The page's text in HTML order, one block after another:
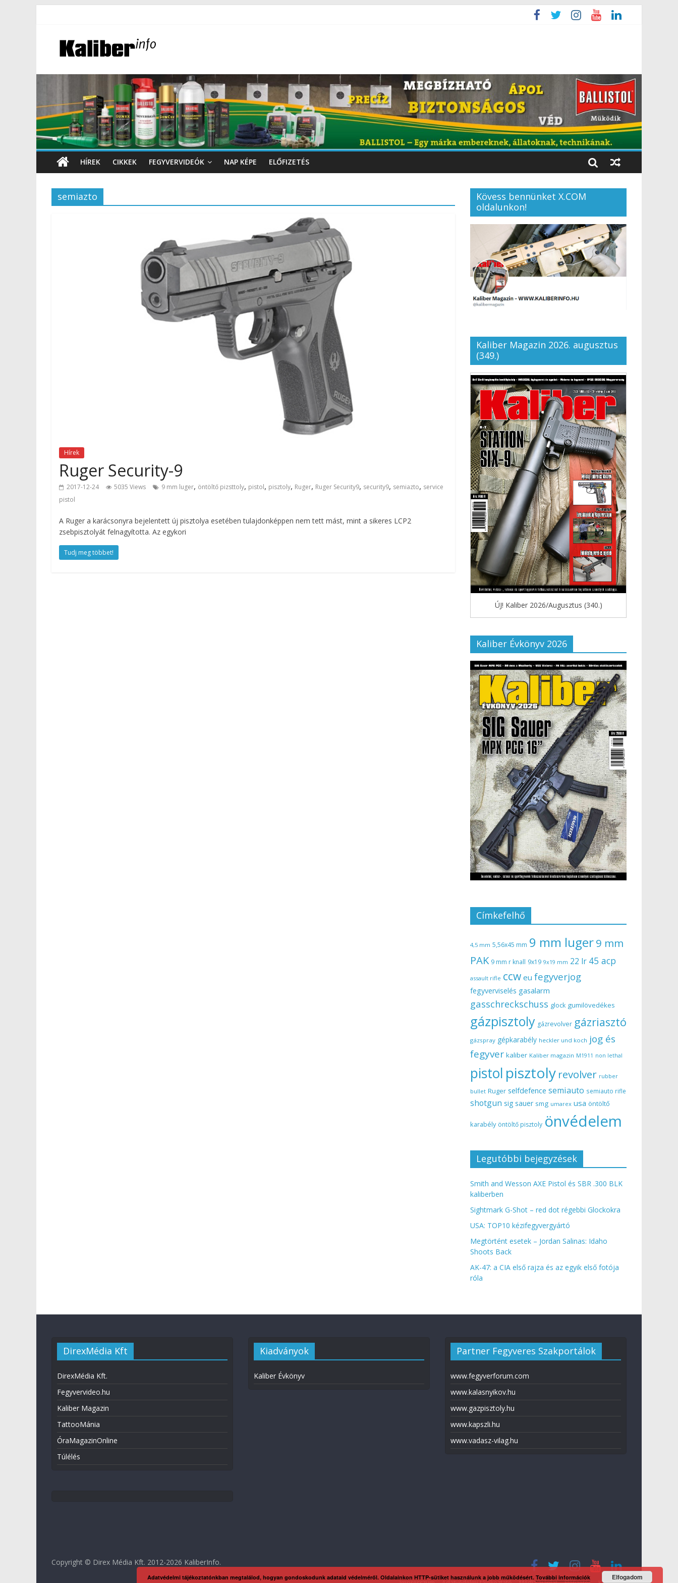
HÍREK CIKKEK FEGYVERVIDEÓK NAP KÉPE ELŐFIZETÉS
semiazto
Hírek
Ruger Security-9
2017-12-24 5035 Views 9 mm luger, öntöltő pizsttoly, pistol, pisztoly, Ruger, Ruger Security9, security9, semiazto, service
pistol
A Ruger a karácsonyra bejelentett új pisztolya esetében tulajdonképpen nem tett mást, mint a sikeres LCP2
zsebpisztolyát felnagyította. Az egykori
Tudj meg többet!
Kövess bennünket X.COM
oldalunkon!
Kaliber Magazin 2026. augusztus
(349.)
ÚJ! Kaliber 2026/Augusztus (340.)
Kaliber Évkönyv 2026
Címkefelhő
4,5 mm 5,56x45 mm 9 mm luger9 mm
PAK 9 mm r knall 9x19 9x19 mm 22 lr 45 acp
assault rifle ccw eu fegyverjog
fegyverviselés gasalarm
gasschreckschuss glock gumilövedékes
gázpisztoly gázrevolver gázriasztó
gázspray gépkarabély heckler und koch jog és
fegyver kaliber Kaliber magazin M1911 non lethal
pistol pisztoly revolver rubber
bullet Ruger selfdefence semiauto semiauto rifle
shotgun sig sauer smg umarex usa öntöltő
karabély öntöltő pisztoly önvédelem
Legutóbbi bejegyzések
Smith and Wesson AXE Pistol és SBR .300 BLK
kaliberben
Sightmark G-Shot – red dot régebbi Glockokra
USA: TOP10 kézifegyvergyártó
Megtörtént esetek – Jordan Salinas: Idaho
Shoots Back
AK-47: a CIA első rajza és az egyik első fotója
róla
DirexMédia Kft
DirexMédia Kft.
Fegyvervideo.hu
Kaliber Magazin
TattooMánia
ÓraMagazinOnline
Túlélés
Kiadványok
Kaliber Évkönyv
Partner Fegyveres Szakportálok
www.fegyverforum.com
www.kalasnyikov.hu
www.gazpisztoly.hu
www.kapszli.hu
www.vadasz-vilag.hu
Copyright © Direx Média Kft. 2012-2026 KaliberInfo.
Adatvédelmi tájékoztatónkban megtalálod, hogyan gondoskodunk adataid védelméről. Oldalainkon HTTP-sütiket használunk a jobb működésért. További információk Elfogadom